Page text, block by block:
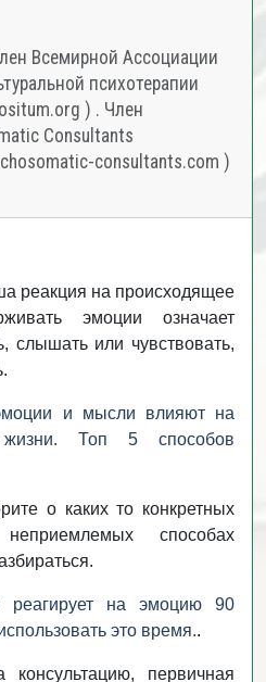
Всемирной Ассоциации
психотерапии
) . Член
Consultants
consultants.com )
реакция на происходящее
эмоции означает
слышать или чувствовать,
и мысли влияют на
Топ 5 способов
о каких то конкретных
способах
реагирует на эмоцию 90
это время..
первичная